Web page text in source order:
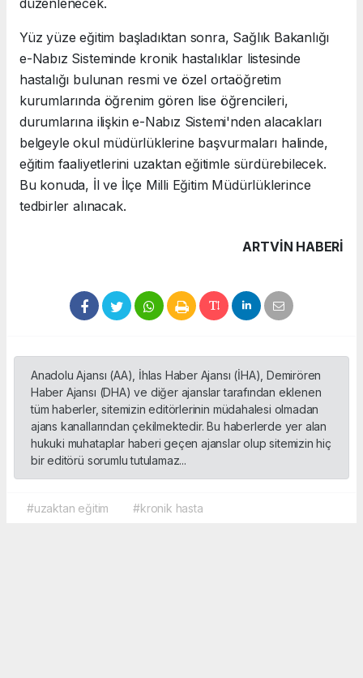
Yüz yüze eğitim başladıktan sonra, Sağlık Bakanlığı
e-Nabız Sisteminde kronik hastalıklar listesinde
hastalığı bulunan resmi ve özel ortaöğretim
kurumlarında öğrenim gören lise öğrencileri,
durumlarına ilişkin e-Nabız Sistemi'nden alacakları
belgeyle okul müdürlüklerine başvurmaları halinde,
eğitim faaliyetlerini uzaktan eğitimle sürdürebilecek.
Bu konuda, İl ve İlçe Milli Eğitim Müdürlüklerince
tedbirler alınacak.
ARTVIN HABERİ
Anadolu Ajansı (AA), İhlas Haber Ajansı (İHA), Demirören
Haber Ajansı (DHA) ve diğer ajanslar tarafından eklenen
tüm haberler, sitemizin editörlerinin müdahalesi olmadan
ajans kanallarından çekilmektedir. Bu haberlerde yer alan
hukuki muhataplar haberi geçen ajanslar olup sitemizin hiç
bir editörü sorumlu tutulamaz...
#uzaktan eğitim #kronik hasta